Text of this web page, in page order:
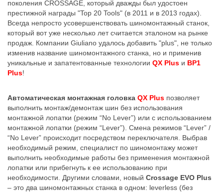
поколения CROSSAGE, который дважды был удостоен
престижной награды "Top 20 Tools" (в 2011 и в 2013 годах).
Всегда непросто усовершенствовать шиномонтажный станок,
который вот уже несколько лет считается эталоном на рынке
продаж. Компании Giuliano удалось добавить "plus", не только
изменив название шиномонтажного станка, но и применив
уникальные и запатентованные технологии QX Plus и BP1
Plus!
Aвтоматическая монтажная головка QX Plus позволяет
выполнить монтаж/демонтаж шин без использования
монтажной лопатки (режим “No Lever”) или с использованием
монтажной лопатки (режим “Lever”). Смена режимов “Lever” /
“No Lever” происходит посредством переключателя. Выбрав
необходимый режим, специалист по шиномонтажу может
выполнить необходимые работы без применения монтажной
лопатки или прибегнуть к ее использованию при
необходимости. Другими словами, новый Crossage EVO Plus
– это два шиномонтажных станка в одном: leverless (без